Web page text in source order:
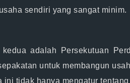
sendiri yang sangat minim.
kedua adalah Persekutuan
untuk membangun
ini tidak hanya mengatur